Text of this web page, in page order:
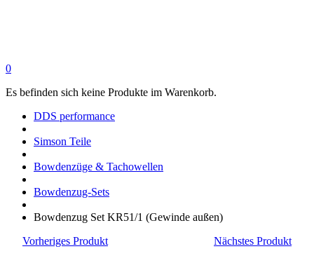
0
Es befinden sich keine Produkte im Warenkorb.
DDS performance
Simson Teile
Bowdenzüge & Tachowellen
Bowdenzug-Sets
Bowdenzug Set KR51/1 (Gewinde außen)
Vorheriges Produkt
Nächstes Produkt